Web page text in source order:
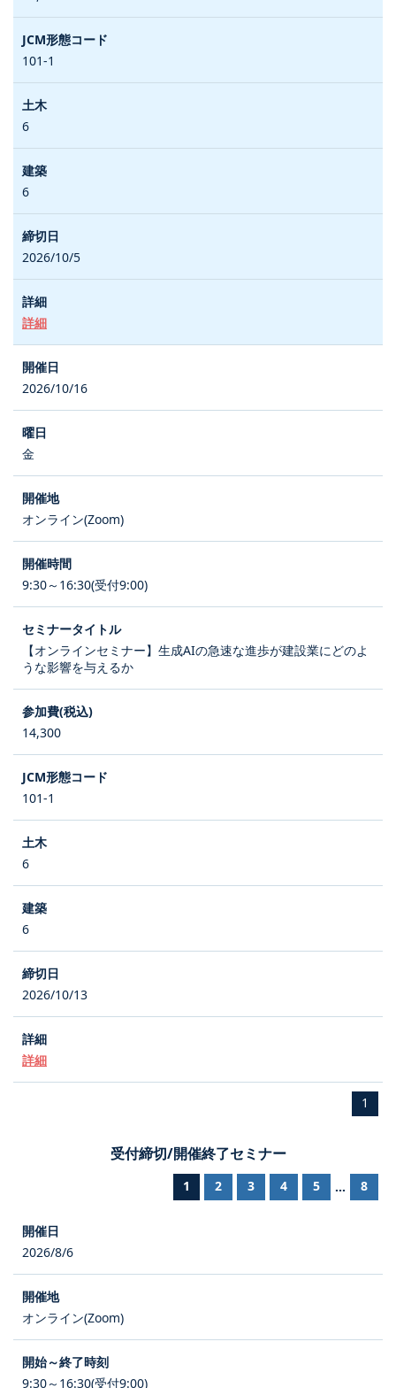
101-1
6
6
2026/10/5
詳細
2026/10/16
金
オンライン(Zoom)
9:30～16:30(受付9:00)
【オンラインセミナー】生成AIの急速な進歩が建設業にどのよ
うな影響を与えるか
14,300
101-1
6
6
2026/10/13
詳細
1
受付締切/開催終了セミナー
1 2 3 4 5 ... 8
2026/8/6
オンライン(Zoom)
9:30～16:30(受付9:00)